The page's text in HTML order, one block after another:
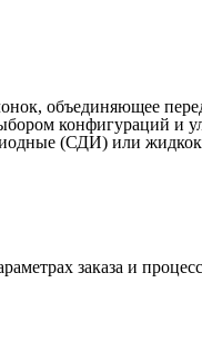
объединяющее
конфигураций и
(СДИ) или
заказа и